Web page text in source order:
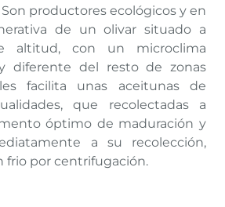
Son productores ecológicos y en
de un olivar situado a
altitud, con un microclima
diferente del resto de zonas
facilita unas aceitunas de
que recolectadas a
óptimo de maduración y
a su recolección,
frio por centrifugación.